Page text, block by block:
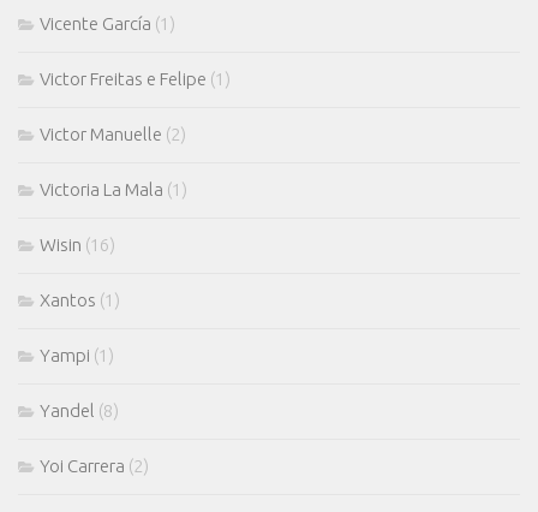
Vicente García (1)
Victor Freitas e Felipe (1)
Victor Manuelle (2)
Victoria La Mala (1)
Wisin (16)
Xantos (1)
Yampi (1)
Yandel (8)
Yoi Carrera (2)